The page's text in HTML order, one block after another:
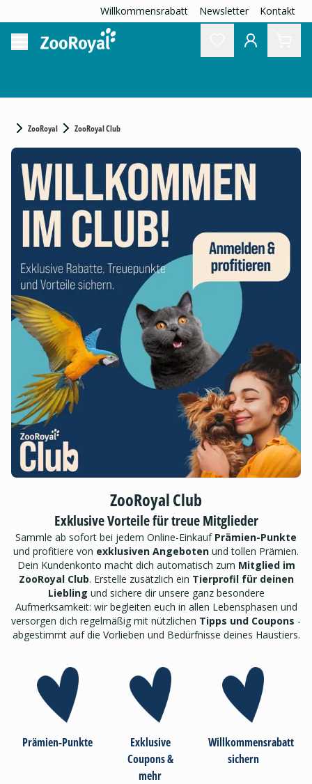
Willkommensrabatt Newsletter Kontakt
ZooRoyal ZooRoyal Club
ZooRoyal Club
Exklusive Vorteile für treue Mitglieder
Sammle ab sofort bei jedem Online-Einkauf Prämien-Punkte
und profitiere von exklusiven Angeboten und tollen Prämien.
Dein Kundenkonto macht dich automatisch zum Mitglied im
ZooRoyal Club. Erstelle zusätzlich ein Tierprofil für deinen
Liebling und sichere dir unsere ganz besondere
Aufmerksamkeit: wir begleiten euch in allen Lebensphasen und
versorgen dich regelmäßig mit nützlichen Tipps und Coupons -
abgestimmt auf die Vorlieben und Bedürfnisse deines Haustiers.
Prämien-Punkte
Exklusive
Coupons &
mehr
Willkommensrabatt
sichern